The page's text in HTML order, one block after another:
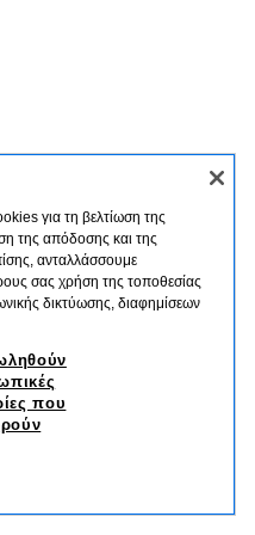
για τη βελτίωση της
της απόδοσης και της
ανταλλάσσουμε
σας χρήση της τοποθεσίας
δικτύωσης, διαφημίσεων
που